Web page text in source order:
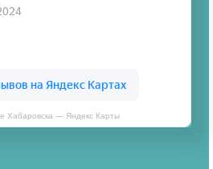
Хабаровска — Яндекс Карты